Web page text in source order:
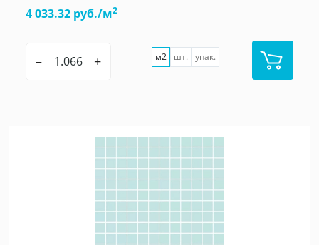
4 033.32 руб./м2
– + м2 шт. упак.